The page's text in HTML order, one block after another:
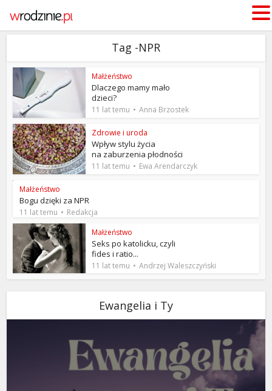
Tag -NPR
Małżeństwo
Dlaczego mamy mało
dzieci?
11 lat temu Anna Brzostek
Zdrowie i uroda
Wpływ stylu życia
na zaburzenia płodności
11 lat temu Ewa Arendarczyk
Małżeństwo
Bogu dzięki za NPR
11 lat temu
Redakcja
Małżeństwo
Seks po katolicku, czyli
fides i ratio...
11 lat temu Andrzej Waleszczyński
Ewangelia i Ty